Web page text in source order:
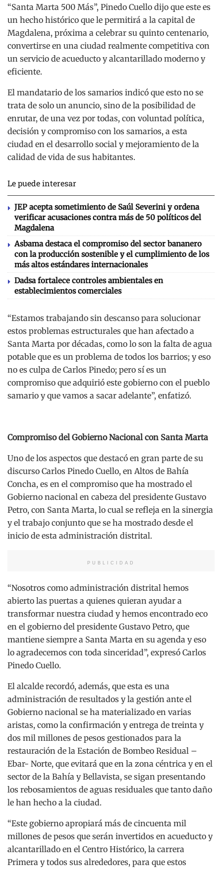
“Santa Marta 500 Más”, Pinedo Cuello dijo que este es
un hecho histórico que le permitirá a la capital de
Magdalena, próxima a celebrar su quinto centenario,
convertirse en una ciudad realmente competitiva con
un servicio de acueducto y alcantarillado moderno y
eficiente.
El mandatario de los samarios indicó que esto no se
trata de solo un anuncio, sino de la posibilidad de
enrutar, de una vez por todas, con voluntad política,
decisión y compromiso con los samarios, a esta
ciudad en el desarrollo social y mejoramiento de la
calidad de vida de sus habitantes.
Le puede interesar
JEP acepta sometimiento de Saúl Severini y ordena
verificar acusaciones contra más de 50 políticos del
Magdalena
Asbama destaca el compromiso del sector bananero
con la producción sostenible y el cumplimiento de los
más altos estándares internacionales
Dadsa fortalece controles ambientales en
establecimientos comerciales
“Estamos trabajando sin descanso para solucionar
estos problemas estructurales que han afectado a
Santa Marta por décadas, como lo son la falta de agua
potable que es un problema de todos los barrios; y eso
no es culpa de Carlos Pinedo; pero sí es un
compromiso que adquirió este gobierno con el pueblo
samario y que vamos a sacar adelante”, enfatizó.
Compromiso del Gobierno Nacional con Santa Marta
Uno de los aspectos que destacó en gran parte de su
discurso Carlos Pinedo Cuello, en Altos de Bahía
Concha, es en el compromiso que ha mostrado el
Gobierno nacional en cabeza del presidente Gustavo
Petro, con Santa Marta, lo cual se refleja en la sinergia
y el trabajo conjunto que se ha mostrado desde el
inicio de esta administración distrital.
PUBLICIDAD
“Nosotros como administración distrital hemos
abierto las puertas a quienes quieran ayudar a
transformar nuestra ciudad y hemos encontrado eco
en el gobierno del presidente Gustavo Petro, que
mantiene siempre a Santa Marta en su agenda y eso
lo agradecemos con toda sinceridad”, expresó Carlos
Pinedo Cuello.
El alcalde recordó, además, que esta es una
administración de resultados y la gestión ante el
Gobierno nacional se ha materializado en varias
aristas, como la confirmación y entrega de treinta y
dos mil millones de pesos gestionados para la
restauración de la Estación de Bombeo Residual –
Ebar- Norte, que evitará que en la zona céntrica y en el
sector de la Bahía y Bellavista, se sigan presentando
los rebosamientos de aguas residuales que tanto daño
le han hecho a la ciudad.
“Este gobierno apropiará más de cincuenta mil
millones de pesos que serán invertidos en acueducto y
alcantarillado en el Centro Histórico, la carrera
Primera y todos sus alrededores, para que estos